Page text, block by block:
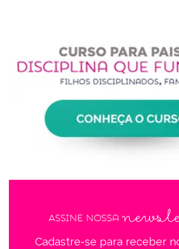
Assine nossa
Cadastre-se para receber